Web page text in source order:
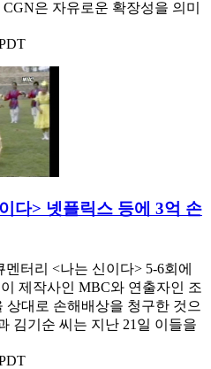
은 자유로운 확장성을 의미
다> 넷플릭스 등에 3억 손
터리 <나는 신이다> 5-6회에
제작사인 MBC와 연출자인 조
상대로 손해배상을 청구한 것으
김기순 씨는 지난 21일 이들을